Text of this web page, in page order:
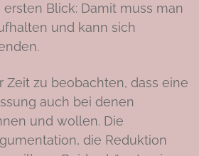
Blick: Damit muss man
und kann sich
Zeit zu beobachten, dass eine
auch bei denen
und wollen. Die
die Reduktion